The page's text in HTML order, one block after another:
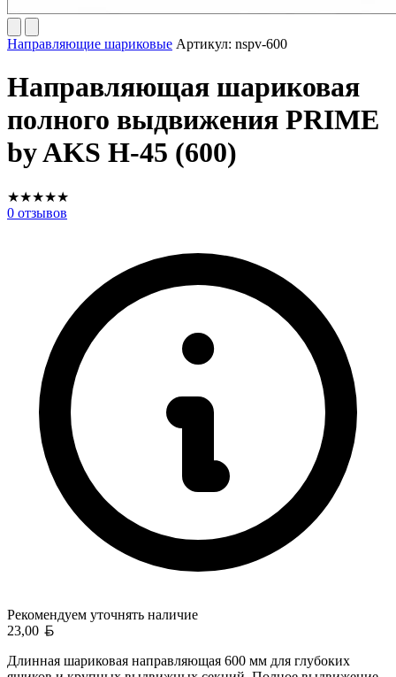
Направляющие шариковые Артикул: nspv-600
Направляющая шариковая
полного выдвижения PRIME
by AKS H-45 (600)
★★★★★
0 отзывов
Рекомендуем уточнять наличие
23,00
Длинная шариковая направляющая 600 мм для глубоких